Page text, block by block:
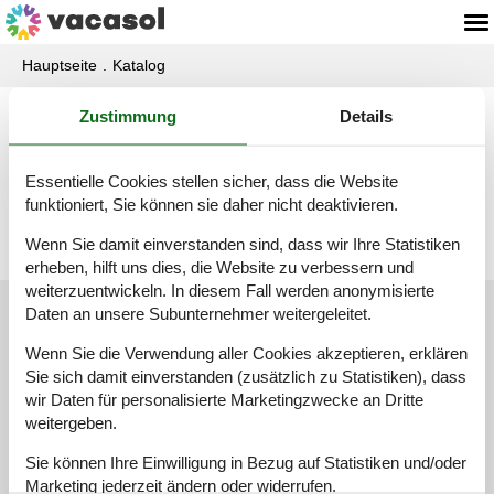
Hauptseite Katalog
Katalog - Bulgarien
B O S
Kundenservice
(+49) 040 8740 6723
info@vacasol.de
Zustimmung Details
Essentielle Cookies stellen sicher, dass die Website
funktioniert, Sie können sie daher nicht deaktivieren.
Wenn Sie damit einverstanden sind, dass wir Ihre Statistiken
erheben, hilft uns dies, die Website zu verbessern und
weiterzuentwickeln. In diesem Fall werden anonymisierte
Daten an unsere Subunternehmer weitergeleitet.
Wenn Sie die Verwendung aller Cookies akzeptieren, erklären
Sie sich damit einverstanden (zusätzlich zu Statistiken), dass
wir Daten für personalisierte Marketingzwecke an Dritte
weitergeben.
Sie können Ihre Einwilligung in Bezug auf Statistiken und/oder
Marketing jederzeit ändern oder widerrufen.